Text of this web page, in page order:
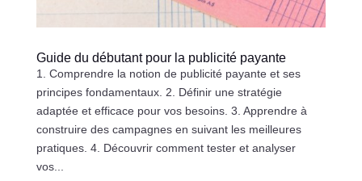
Guide du débutant pour la publicité payante
1. Comprendre la notion de publicité payante et ses
principes fondamentaux. 2. Définir une stratégie
adaptée et efficace pour vos besoins. 3. Apprendre à
construire des campagnes en suivant les meilleures
pratiques. 4. Découvrir comment tester et analyser
vos...